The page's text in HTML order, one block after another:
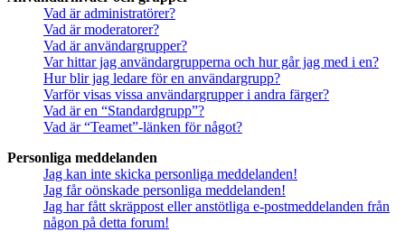
Vad är administratörer?
Vad är moderatorer?
Vad är användargrupper?
Var hittar jag användargrupperna och hur går jag med i en?
Hur blir jag ledare för en användargrupp?
Varför visas vissa användargrupper i andra färger?
Vad är en “Standardgrupp”?
Vad är “Teamet”-länken för något?
Personliga meddelanden
Jag kan inte skicka personliga meddelanden!
Jag får oönskade personliga meddelanden!
Jag har fått skräppost eller anstötliga e-postmeddelanden från
någon på detta forum!